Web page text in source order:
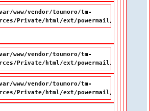
www/vendor/toumoro/tm-
Private/html/ext/powermail/Partials/
www/vendor/toumoro/tm-
Private/html/ext/powermail/Partials/
www/vendor/toumoro/tm-
Private/html/ext/powermail/Partials/